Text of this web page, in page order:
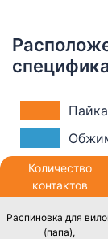
Пайка
Количество
контактов
Распиновка для
(папа),